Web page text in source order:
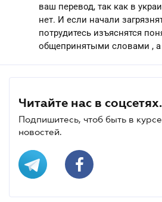
ваш перевод, так как в
нет. И если начали
потрудитесь изъяснятся
общепринятыми словами , а
Читайте нас в соцсетях.
Подпишитесь, чтоб быть в
новостей.